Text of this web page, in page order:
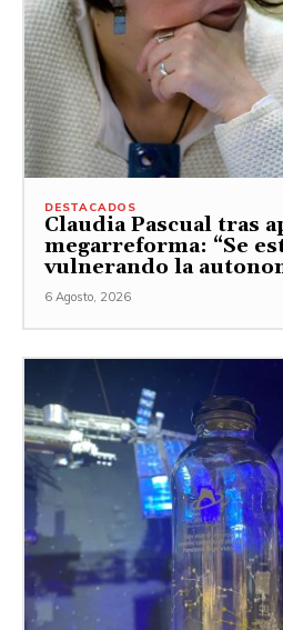
DESTACADOS
Claudia Pascual tras
megarreforma: “Se
vulnerando la
6 Agosto, 2026